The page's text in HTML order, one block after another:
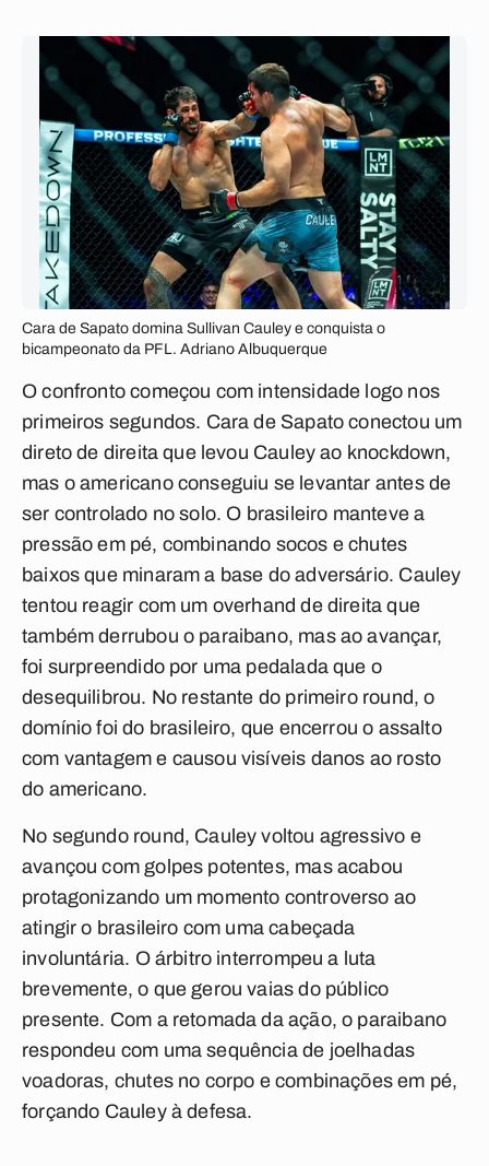
Cara de Sapato domina Sullivan Cauley e conquista o
bicampeonato da PFL. Adriano Albuquerque
O confronto começou com intensidade logo nos
primeiros segundos. Cara de Sapato conectou um
direto de direita que levou Cauley ao knockdown,
mas o americano conseguiu se levantar antes de
ser controlado no solo. O brasileiro manteve a
pressão em pé, combinando socos e chutes
baixos que minaram a base do adversário. Cauley
tentou reagir com um overhand de direita que
também derrubou o paraibano, mas ao avançar,
foi surpreendido por uma pedalada que o
desequilibrou. No restante do primeiro round, o
domínio foi do brasileiro, que encerrou o assalto
com vantagem e causou visíveis danos ao rosto
do americano.
No segundo round, Cauley voltou agressivo e
avançou com golpes potentes, mas acabou
protagonizando um momento controverso ao
atingir o brasileiro com uma cabeçada
involuntária. O árbitro interrompeu a luta
brevemente, o que gerou vaias do público
presente. Com a retomada da ação, o paraibano
respondeu com uma sequência de joelhadas
voadoras, chutes no corpo e combinações em pé,
forçando Cauley à defesa.